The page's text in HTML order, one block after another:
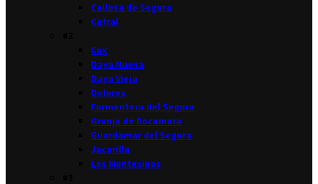
Callosa de Segura
Catral
Cox
Daya Nueva
Daya Vieja
Dolores
Formentera del Segura
Granja de Rocamora
Guardamar del Segura
Jacarilla
Los Montesinos